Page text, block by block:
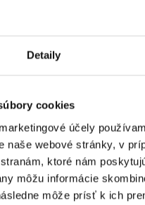
Detaily
cookies
účely
naše webové stránky, v
ktoré nám
môžu informácie
môže prísť k ich
V NOVOSTAVBE MIKO,